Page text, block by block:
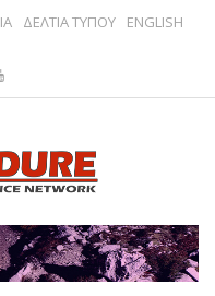
ΔΕΛΤΙΑ ΤΥΠΟΥ ENGLISH